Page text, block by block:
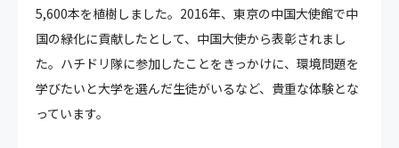
5,600本を植樹しました。2016年、東京の中国大使館で中
国の緑化に貢献したとして、中国大使から表彰されまし
た。ハチドリ隊に参加したことをきっかけに、環境問題を
学びたいと大学を選んだ生徒がいるなど、貴重な体験とな
っています。